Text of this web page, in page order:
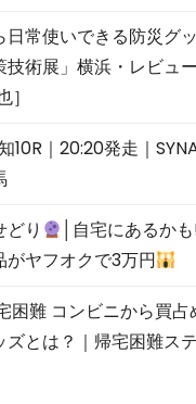
日常使いできる防災グ
技術展」横浜・レビュ
10R｜20:20発走｜
り
│自宅にあるか
がヤフオクで3万円
困難 コンビニから買
ズとは？｜帰宅困難ス